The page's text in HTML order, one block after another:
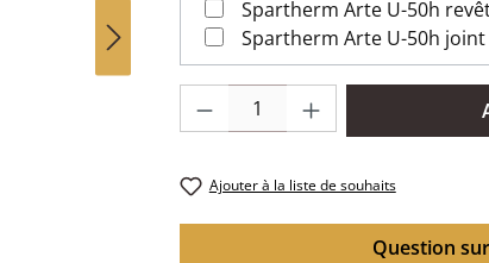
Quantité de produit : Entrez la
Ajouter à la liste de souhaits
Question